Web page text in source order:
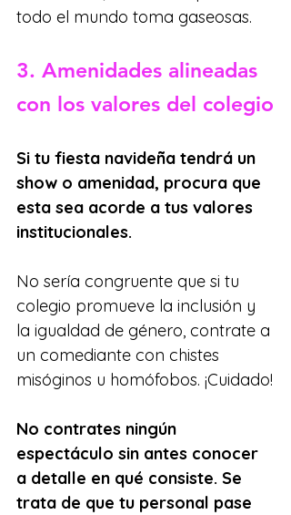
todo el mundo toma gaseosas.
3. Amenidades alineadas
con los valores del colegio
Si tu fiesta navideña tendrá un
show o amenidad, procura que
esta sea acorde a tus valores
institucionales.
No sería congruente que si tu
colegio promueve la inclusión y
la igualdad de género, contrate a
un comediante con chistes
misóginos u homófobos. ¡Cuidado!
No contrates ningún
espectáculo sin antes conocer
a detalle en qué consiste. Se
trata de que tu personal pase